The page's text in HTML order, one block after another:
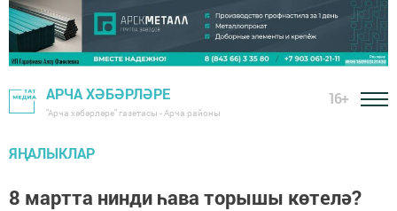
АРЧА ХӘБӘРЛӘРЕ
"Арча хәбәрләре" газетасы - Арча районы
16+
ЯҢАЛЫКЛАР
8 мартта нинди һава торышы көтелә?